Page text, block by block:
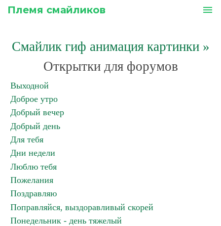
Племя смайликов menu
Смайлик гиф анимация картинки»
Открытки для форумов
Выходной
Доброе утро
Добрый вечер
Добрый день
Для тебя
Дни недели
Люблю тебя
Пожелания
Поздравляю
Поправляйся, выздоравливый скорей
Понедельник - день тяжелый